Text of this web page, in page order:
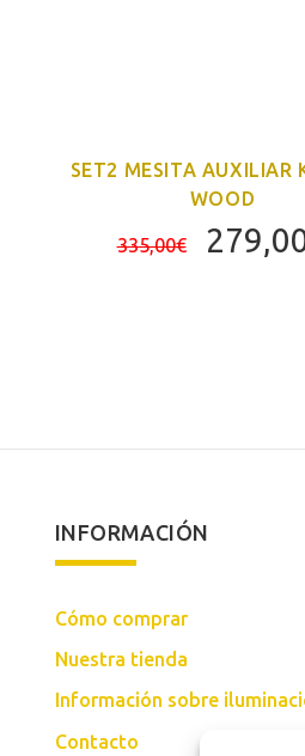
SET2 MESITA AUXILIAR
WOOD
335,00€
El
INFORMACIÓN
Cómo comprar
Nuestra tienda
Información sobre
Contacto